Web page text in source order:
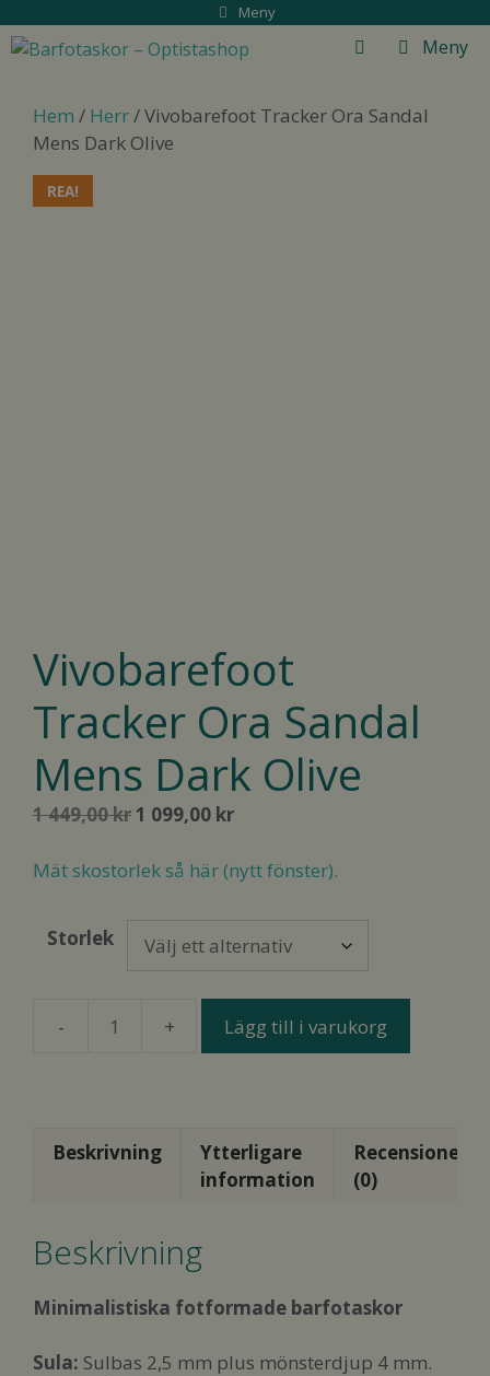
till
Meny
Meny
Hem / Herr/ Vivobarefoot Tracker Ora Sandal
Mens Dark Olive
REA!
Vivobarefoot
Tracker Ora Sandal
Mens Dark Olive
1 449,00kr Det
priset
449,00 kr.
1 099,00 krDet
priset
099,00 kr.
Mät skostorlek så här (nytt fönster).
Storlek
Vivobarefoot
Mens
Lägg till i varukorg
Beskrivning
Ytterligare
information
Recensioner
(0)
Beskrivning
Minimalistiska fotformade barfotaskor
Sula: Sulbas 2,5 mm plus mönsterdjup 4 mm.